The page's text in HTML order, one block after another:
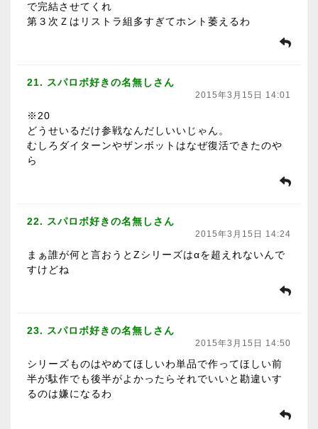
で完結させてくれ
第３次Ｚはリストラ組多すぎてホント萎えるわ
21. スパロボ好きの名無しさん
2015年3月15日 14:01
※20
どうせいるだけ参戦なんだしいいじゃん。
むしろダイターンやザンボットはなぜ復活できたのや
ら
22. スパロボ好きの名無しさん
2015年3月15日 14:24
まぁ誰が何と言おうとZシリーズはαを超えれないんで
すけどね
23. スパロボ好きの名無しさん
2015年3月15日 14:50
シリーズものはやめてほしいわ単品で作ってほしい前
半が駄作でも後半がよかったらそれでいいと勘違いす
るのは嫌になるわ